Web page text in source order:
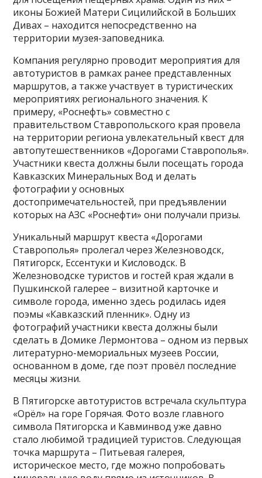
иконы Божией Матери Сицилийской в Больших
Дивах – находится непосредственно на
территории музея-заповедника.
Компания регулярно проводит мероприятия для
автотуристов в рамках ранее представленных
маршрутов, а также участвует в туристических
мероприятиях регионального значения. К
примеру, «Роснефть» совместно с
правительством Ставропольского края провела
на территории региона увлекательный квест для
автопутешественников «Дорогами Ставрополья».
Участники квеста должны были посещать города
Кавказских Минеральных Вод и делать
фотографии у основных
достопримечательностей, при предъявлении
которых на АЗС «Роснефти» они получали призы.
Уникальный маршрут квеста «Дорогами
Ставрополья» пролегал через Железноводск,
Пятигорск, Ессентуки и Кисловодск. В
Железноводске туристов и гостей края ждали в
Пушкинской галерее – визитной карточке и
символе города, именно здесь родилась идея
поэмы «Кавказский пленник». Одну из
фотографий участники квеста должны были
сделать в Домике Лермонтова – одном из первых
литературно-мемориальных музеев России,
основанном в доме, где поэт провёл последние
месяцы жизни.
В Пятигорске автотуристов встречала скульптура
«Орёл» на горе Горячая. Фото возле главного
символа Пятигорска и Кавминвод уже давно
стало любимой традицией туристов. Следующая
точка маршрута – Питьевая галерея,
историческое место, где можно попробовать